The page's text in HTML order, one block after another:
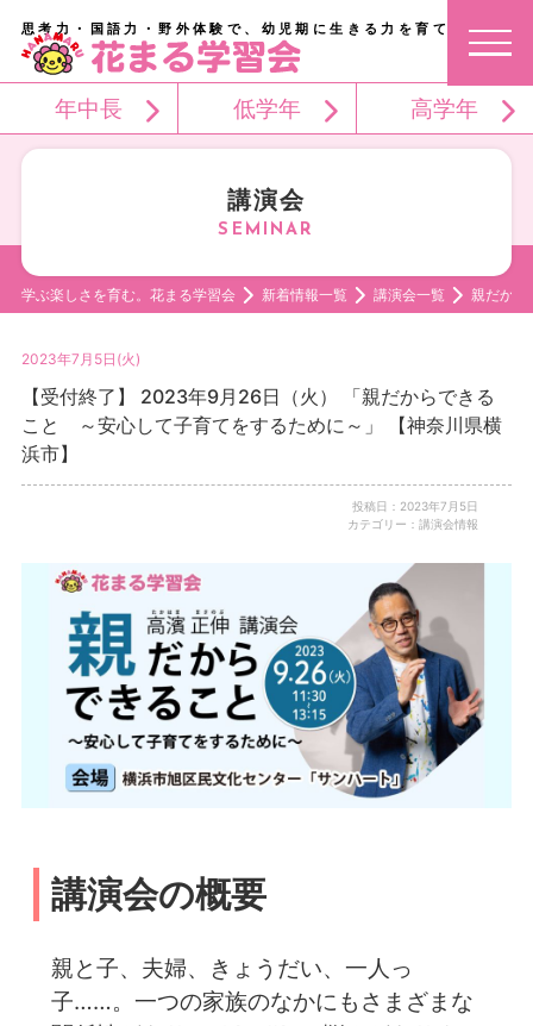
思考力・国語力・野外体験で、幼児期に生きる力を育てる。
年中長 低学年 高学年
講演会
学ぶ楽しさを育む。花まる学習会 新着情報一覧 講演会一覧 親だか
2023年7月5日(火)
【受付終了】 2023年9月26日（火） 「親だからできる
こと ～安心して子育てをするために～」 【神奈川県横
浜市】
投稿日：2023年7月5日
カテゴリー：講演会情報
講演会の概要
親と子、夫婦、きょうだい、一人っ
子……。一つの家族のなかにもさまざまな